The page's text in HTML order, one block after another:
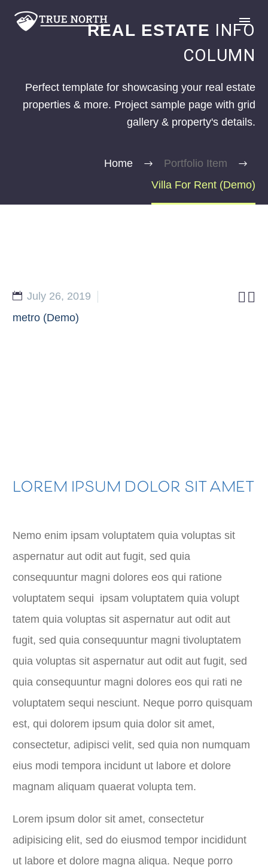
REAL ESTATE INFO
COLUMN
Perfect template for showcasing your real estate
properties & more. Project sample page with grid
gallery & property's details.
Home
Portfolio Item
Villa For Rent (Demo)

July 26, 2019
metro (Demo)
LOREM IPSUM DOLOR SIT AMET
Nemo enim ipsam voluptatem quia voluptas sit
aspernatur aut odit aut fugit, sed quia
consequuntur magni dolores eos qui ratione
voluptatem sequi ipsam voluptatem quia volupt
tatem quia voluptas sit aspernatur aut odit aut
fugit, sed quia consequuntur magni tivoluptatem
quia voluptas sit aspernatur aut odit aut fugit, sed
quia consequuntur magni dolores eos qui rati ne
voluptatem sequi nesciunt. Neque porro quisquam
est, qui dolorem ipsum quia dolor sit amet,
consectetur, adipisci velit, sed quia non numquam
eius modi tempora incidunt ut labore et dolore
magnam aliquam quaerat volupta tem.
Lorem ipsum dolor sit amet, consectetur
adipisicing elit, sed do eiusmod tempor incididunt
ut labore et dolore magna aliqua. Neque porro